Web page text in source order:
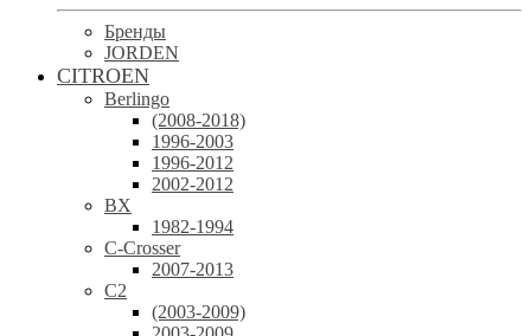
Бренды
JORDEN
CITROEN
Berlingo
(2008-2018)
1996-2003
1996-2012
2002-2012
BX
1982-1994
C-Crosser
2007-2013
C2
(2003-2009)